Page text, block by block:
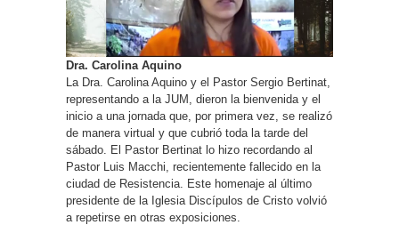
Dra. Carolina Aquino
La Dra. Carolina Aquino y el Pastor Sergio Bertinat,
representando a la JUM, dieron la bienvenida y el
inicio a una jornada que, por primera vez, se realizó
de manera virtual y que cubrió toda la tarde del
sábado. El Pastor Bertinat lo hizo recordando al
Pastor Luis Macchi, recientemente fallecido en la
ciudad de Resistencia. Este homenaje al último
presidente de la Iglesia Discípulos de Cristo volvió
a repetirse en otras exposiciones.